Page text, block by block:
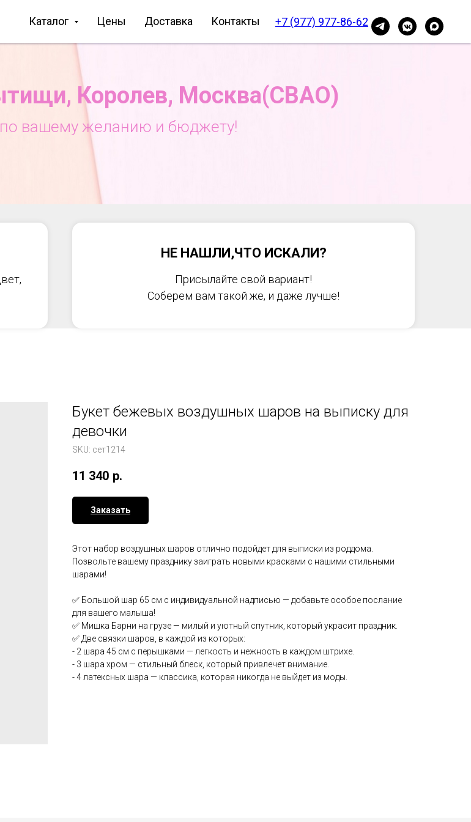
Каталог Цены Доставка Контакты +7 (977) 977-86-62
Королев, Москва(СВАО)
вашему желанию и бюджету!
НЕ НАШЛИ,ЧТО ИСКАЛИ?
Присылайте свой вариант!
Соберем вам такой же, и даже лучше!
Букет бежевых воздушных шаров на выписку для
девочки
SKU: сет1214
11 340 р.
Заказать
Этот набор воздушных шаров отлично подойдет для выписки из роддома.
Позвольте вашему празднику заиграть новыми красками с нашими стильными
шарами!
✅ Большой шар 65 см с индивидуальной надписью — добавьте особое послание
для вашего малыша!
✅ Мишка Барни на грузе — милый и уютный спутник, который украсит праздник.
✅ Две связки шаров, в каждой из которых:
- 2 шара 45 см с перышками — легкость и нежность в каждом штрихе.
- 3 шара хром — стильный блеск, который привлечет внимание.
- 4 латексных шара — классика, которая никогда не выйдет из моды.